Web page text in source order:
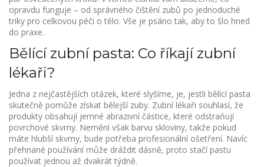
opravdu funguje – od správného čištění zubů po jednoduché
triky pro celkovou péči o tělo. Vše je psáno tak, aby to šlo hned
do praxe.
Bělící zubní pasta: Co říkají zubní
lékaři?
Jedna z nejčastějších otázek, které slyšíme, je, jestli bělící pasta
skutečně pomůže získat bělejší zuby. Zubní lékaři souhlasí, že
produkty obsahují jemné abrazivní částice, které odstraňují
povrchové skvrny. Nemění však barvu skloviny, takže pokud
máte hlubší skvrny, bude potřeba profesionální ošetření. Navíc
přehnané používání může dráždit dásně, proto stačí pastu
používat jednou až dvakrát týdně.